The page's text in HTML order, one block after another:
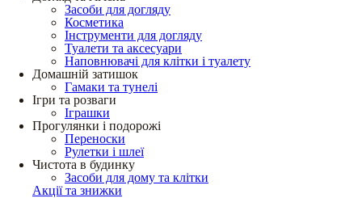
Засоби для догляду
Косметика
Інструменти для догляду
Туалети та аксесуари
Наповнювачі для клітки і туалету
Домашній затишок
Гамаки та тунелі
Ігри та розваги
Іграшки
Прогулянки і подорожі
Переноски
Рулетки і шлеї
Чистота в будинку
Засоби для дому та клітки
Акції та знижки